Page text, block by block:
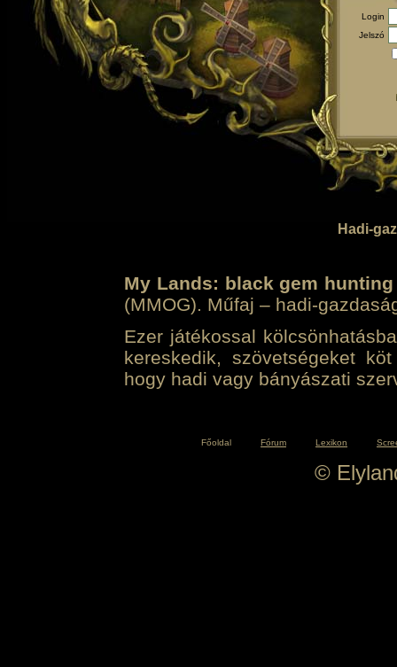
Login
Jelszó
Hadi-
My Lands: black gem hunting
(MMOG). Műfaj – hadi-
Ezer játékossal
kereskedik, szövetségeket
hogy hadi vagy bányászati
Főoldal Fórum Lexikon
©